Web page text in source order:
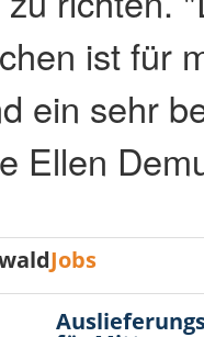
ist für
ein sehr
Ellen
Jobs